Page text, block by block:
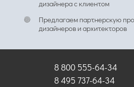
дизайнера с клиентом
Предлагаем партнерскую
дизайнеров и архитекторов
8 800 555-64-34
8 495 737-64-34